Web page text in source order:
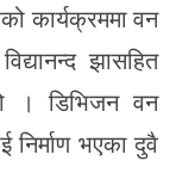
कार्यक्रममा वन
झासहित
। डिभिजन वन
निर्माण भएका दुवै